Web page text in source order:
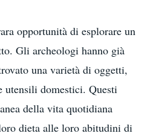
opportunità di esplorare un
Gli archeologi hanno già
una varietà di oggetti,
domestici. Questi
della vita quotidiana
dieta alle loro abitudini di